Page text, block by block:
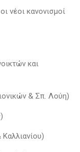
νέοι κανονισμοί
και
& Σπ. Λούη)